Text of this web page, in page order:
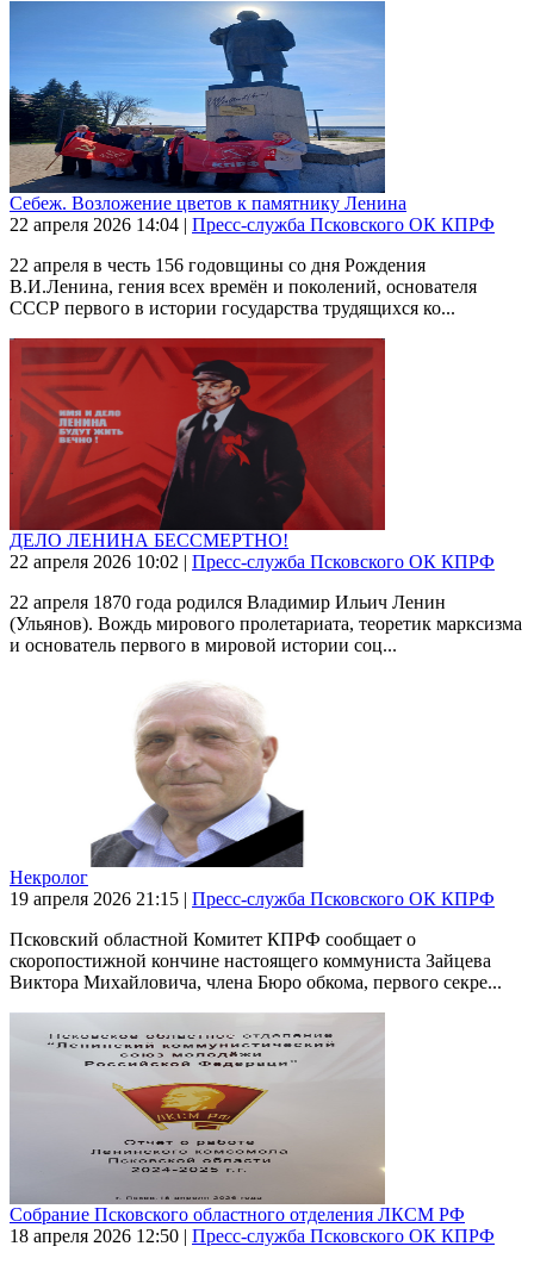
Себеж. Возложение цветов к памятнику Ленина
22 апреля 2026 14:04 | Пресс-служба Псковского ОК КПРФ
22 апреля в честь 156 годовщины со дня Рождения
В.И.Ленина, гения всех времён и поколений, основателя
СССР первого в истории государства трудящихся ко...
ДЕЛО ЛЕНИНА БЕССМЕРТНО!
22 апреля 2026 10:02 | Пресс-служба Псковского ОК КПРФ
22 апреля 1870 года родился Владимир Ильич Ленин
(Ульянов). Вождь мирового пролетариата, теоретик марксизма
и основатель первого в мировой истории соц...
Некролог
19 апреля 2026 21:15 | Пресс-служба Псковского ОК КПРФ
Псковский областной Комитет КПРФ сообщает о
скоропостижной кончине настоящего коммуниста Зайцева
Виктора Михайловича, члена Бюро обкома, первого секре...
Собрание Псковского областного отделения ЛКСМ РФ
18 апреля 2026 12:50 | Пресс-служба Псковского ОК КПРФ